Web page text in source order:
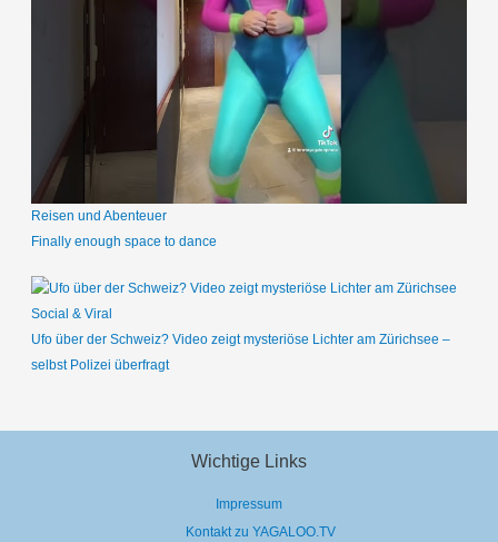
Reisen und Abenteuer
Finally enough space to dance
Social & Viral
Ufo über der Schweiz? Video zeigt mysteriöse Lichter am Zürichsee –
selbst Polizei überfragt
Wichtige Links
Impressum
Kontakt zu YAGALOO.TV